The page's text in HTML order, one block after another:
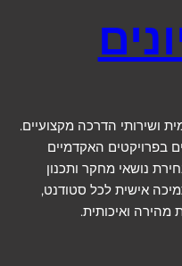
ושירותי הדרכה מקצועיים.
בפרויקטים האקדמיים
נושאי מחקר ותכנון
אישית לכל סטודנט,
ואיכותית.